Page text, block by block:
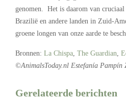
genomen. Het is daarom van
Brazilië en andere landen in Zuid-
groene longen van onze aarde te
Bronnen: La Chispa, The Guardian,
©AnimalsToday.nl Estefanía Pampín
Gerelateerde berichten